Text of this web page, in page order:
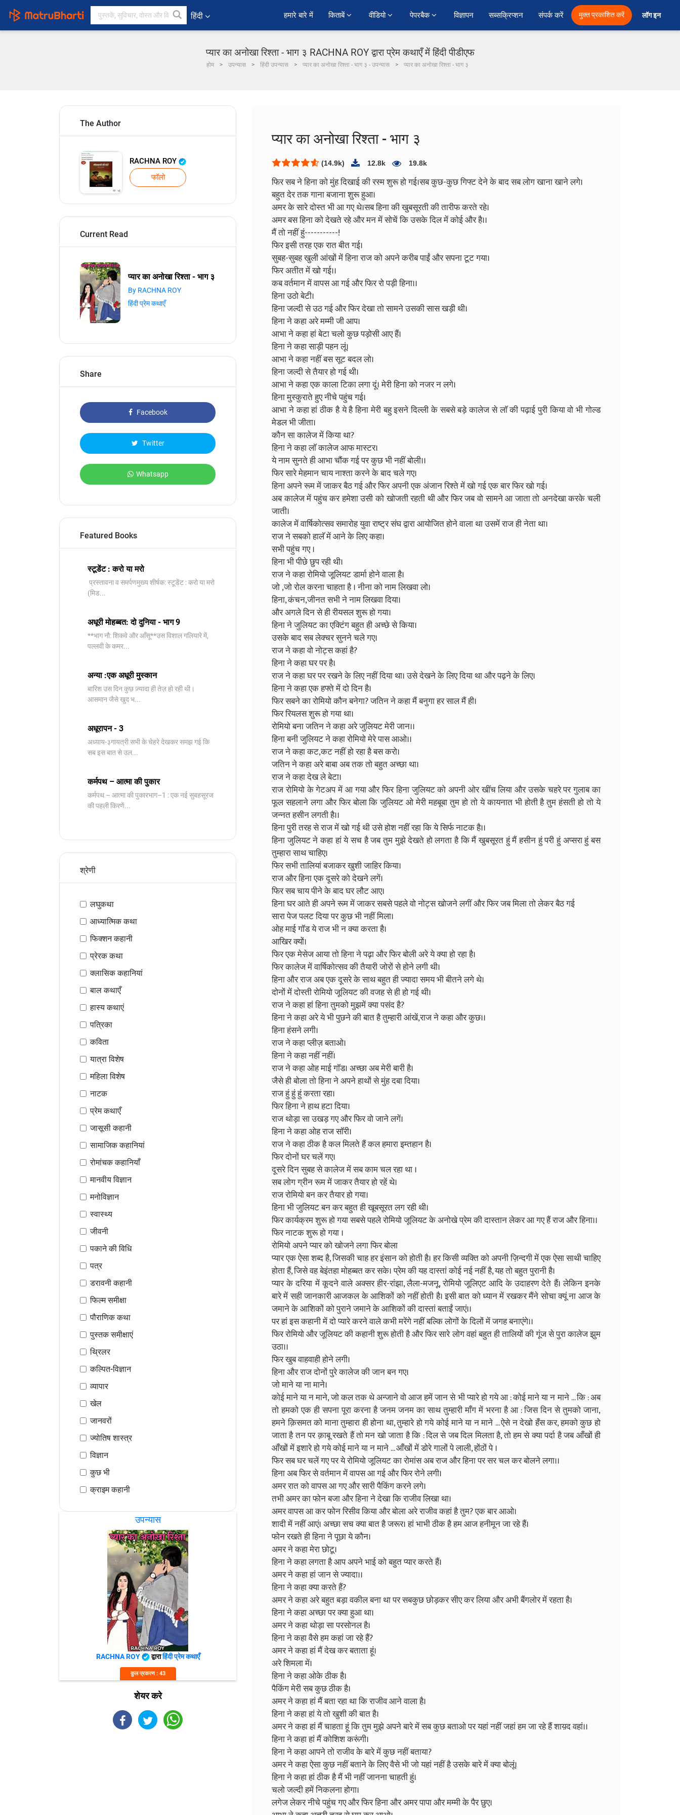
हिंदी हमारे बारे में किताबें वीडियो पेपरबैक विज्ञापन सब्सक्रिप्शन संपर्क करें मुक्त प्रकाशित करें लॉग इन
प्यार का अनोखा रिश्ता - भाग ३ RACHNA ROY द्वारा प्रेम कथाएँ में हिंदी पीडीएफ
होम उपन्यास हिंदी उपन्यास प्यार का अनोखा रिश्ता - भाग ३ - उपन्यास प्यार का अनोखा रिश्ता - भाग ३
The Author
RACHNA ROY
फॉलो
Current Read
प्यार का अनोखा रिश्ता - भाग ३
By RACHNA ROY
हिंदी प्रेम कथाएँ
Share
Facebook
Twitter
Whatsapp
Featured Books
स्टूडेंट : करो या मरो
प्रस्तावना व समर्पणमुख्य शीर्षक: स्टूडेंट : करो या मरो
(मिड...
अधूरी मोहब्बत: दो दुनिया - भाग 9
**भाग नौ: शिकवे और आँसू**उस विशाल गलियारे में,
पल्लवी के कमर...
अन्या :एक अधूरी मुस्कान
बारिश उस दिन कुछ ज़्यादा ही तेज़ हो रही थी।
आसमान जैसे खुद भ...
अधूरापन - 3
अध्याय-३गायत्री सभी के चेहरे देखकर समझ गई कि
सब इस बात से उल...
कर्मपथ – आत्मा की पुकार
कर्मपथ – आत्मा की पुकारभाग–1 : एक नई सुबहसूरज
की पहली किरणें...
श्रेणी
लघुकथा
आध्यात्मिक कथा
फिक्शन कहानी
प्रेरक कथा
क्लासिक कहानियां
बाल कथाएँ
हास्य कथाएं
पत्रिका
कविता
यात्रा विशेष
महिला विशेष
नाटक
प्रेम कथाएँ
जासूसी कहानी
सामाजिक कहानियां
रोमांचक कहानियाँ
मानवीय विज्ञान
मनोविज्ञान
स्वास्थ्य
जीवनी
पकाने की विधि
पत्र
डरावनी कहानी
फिल्म समीक्षा
पौराणिक कथा
पुस्तक समीक्षाएं
थ्रिलर
कल्पित-विज्ञान
व्यापार
खेल
जानवरों
ज्योतिष शास्त्र
विज्ञान
कुछ भी
क्राइम कहानी
उपन्यास
RACHNA ROY द्वाराहिंदी प्रेम कथाएँ
कुल प्रकरण : 43
शेयर करे
प्यार का अनोखा रिश्ता - भाग ३
(14.9k) 12.8k 19.8k
फिर सब ने हिना को मुंह दिखाई की रस्म शुरू हो गई।सब कुछ-कुछ गिफ्ट देने के बाद सब लोग खाना खाने लगे।
बहुत देर तक गाना बजाना शुरू हुआ।
अमर के सारे दोस्त भी आ गए थे।सब हिना की खुबसूरती की तारीफ करते रहे।
अमर बस हिना को देखते रहे और मन में सोचें कि उसके दिल में कोई और है।।
मैं तो नहीं हुं-----------!
फिर इसी तरह एक रात बीत गई।
सुबह-सुबह खुली आंखों में हिना राज को अपने करीब पाईं और सपना टूट गया।
फिर अतीत में खो गई।।
कब वर्तमान में वापस आ गई और फिर रो पड़ी हिना।।
हिना उठो बेटी।
हिना जल्दी से उठ गई और फिर देखा तो सामने उसकी सास खड़ी थी।
हिना ने कहा अरे मम्मी जी आप।
आभा ने कहा हां बेटा चलो कुछ पड़ोसी आए हैं।
हिना ने कहा साड़ी पहन लूं।
आभा ने कहा नहीं बस सूट बदल लो।
हिना जल्दी से तैयार हो गई थी।
आभा ने कहा एक काला टिका लगा दूं। मेरी हिना को नजर न लगे।
हिना मुस्कुराते हुए नीचे पहुंच गई।
आभा ने कहा हां ठीक है ये है हिना मेरी बहु इसने दिल्ली के सबसे बड़े कालेज से लाॅ की पढ़ाई पुरी किया वो भी गोल्ड
मेडल भी जीता।
कौन सा कालेज में किया था?
हिना ने कहा लाॅ कालेज आफ मास्टर।
ये नाम सुनते ही आभा चौंक गई पर कुछ भी नहीं बोली।।
फिर सारे मेहमान चाय नाश्ता करने के बाद चले गए।
हिना अपने रूम में जाकर बैठ गई और फिर अपनी एक अंजान रिश्ते में खो गई एक बार फिर खो गई।
अब कालेज में पहुंच कर हमेशा उसी को खोजती रहती थी और फिर जब वो सामने आ जाता तो अनदेखा करके चली
जाती।
कालेज में वार्षिकोत्सव समारोह युवा राष्ट्र संघ द्वारा आयोजित होने वाला था उसमें राज ही नेता था।
राज ने सबको हालॅ में आने के लिए कहा।
सभी पहुंच गए ।
हिना भी पीछे छुप रही थी।
राज ने कहा रोमियो जूलियट डार्मा होने वाला है।
जो ,जो रोल करना चाहता है । नीना को नाम लिखवा लो।
हिना, कंचन,जीनत सभी ने नाम लिखवा दिया।
और अगले दिन से ही रीयसल शुरू हो गया।
हिना ने जुलियट का एक्टिंग बहुत ही अच्छे से किया।
उसके बाद सब लेक्चर सुनने चले गए।
राज ने कहा वो नोट्स कहां है?
हिना ने कहा घर पर है।
राज ने कहा घर पर रखने के लिए नहीं दिया था। उसे देखने के लिए दिया था और पढ़ने के लिए।
हिना ने कहा एक हफ्ते में दो दिन है।
फिर सबने का रोमियो कौन बनेगा? जतिन ने कहा मैं बनुगा हर साल मैं ही।
फिर रियलस शुरू हो गया था।
रोमियो बना जतिन ने कहा अरे जुलियट मेरी जान।।
हिना बनी जुलियट ने कहा रोमियो मेरे पास आओ।।
राज ने कहा कट,कट नहीं हो रहा है बस करो।
जतिन ने कहा अरे बाबा अब तक तो बहुत अच्छा था।
राज ने कहा देख ले बेटा।
राज रोमियो के गेटअप में आ गया और फिर हिना जुलियट को अपनी ओर खींच लिया और उसके चहरे पर गुलाब का
फूल सहलाने लगा और फिर बोला कि जुलियट ओ मेरी महबूबा तुम हो तो ये कायनात भी होती है तुम हंसती हो तो ये
जन्नत हसीन लगती है।।
हिना पुरी तरह से राज में खो गई थी उसे होश नहीं रहा कि ये सिर्फ नाटक है।।
हिना जुलियट ने कहा हां ये सच है जब तुम मुझे देखते हो लगता है कि मैं खुबसूरत हुं मैं हसीन हुं परी हुं अप्सरा हुं बस
तुम्हारा साथ चाहिए।
फिर सभी तालियां बजाकर खुशी जाहिर किया।
राज और हिना एक दूसरे को देखने लगें।
फिर सब चाय पीने के बाद घर लौट आए।
हिना घर आते ही अपने रूम में जाकर सबसे पहले वो नोट्स खोजने लगीं और फिर जब मिला तो लेकर बैठ गई ‌
सारा पेज पलट दिया पर कुछ भी नहीं मिला।
ओह माई गॉड ये राज भी न क्या करता है।
आखिर क्यों।
फिर एक मेसेज आया तो हिना ने पढ़ा और फिर बोली अरे ये क्या हो रहा है।
फिर कालेज में वार्षिकोत्सव की तैयारी जोरों से होने लगी थी।
हिना और राज अब एक दूसरे के साथ बहुत ही ज्यादा समय भी बीतने लगे थे।
दोनों में दोस्ती रोमियो जूलियट की वजह से ही हो गई थी।
राज ने कहा हां हिना तुमको मुझमें क्या पसंद है?
हिना ने कहा अरे ये भी पुछने की बात है तुम्हारी आंखें,राज ने कहा और कुछ।।
हिना हंसने लगी।
राज ने कहा प्लीज़ बताओ।
हिना ने कहा नहीं नहीं।
राज ने कहा ओह माई गॉड। अच्छा अब मेरी बारी है।
जैसे ही बोला तो हिना ने अपने हाथों से मुंह दबा दिया।
राज हुं हुं हुं करता रहा।
फिर हिना ने हाथ हटा दिया।
राज थोड़ा सा उखड़ गए और फिर वो जाने लगें।
हिना ने कहा ओह राज साॅरी।
राज ने कहा ठीक है कल मिलते हैं कल हमारा इम्तहान है।
फिर दोनों घर चलें गए।
दूसरे दिन सुबह से कालेज में सब काम चल रहा था ।
सब लोग ग्रीन रूम में जाकर तैयार हो रहें थे।
राज रोमियो बन कर तैयार हो गया।
हिना भी जुलियट बन कर बहुत ही खूबसूरत लग रही थी।
फिर कार्यक्रम शुरू हो गया सबसे पहले रोमियो जूलियट के अनोखे प्रेम की दास्तान लेकर आ गए हैं राज और हिना।।
फिर नाटक शुरू हो गया ।
रोमियो अपने प्यार को खोजने लगा फिर बोला
प्यार एक ऐसा शब्द है, जिसकी चाह हर इंसान को होती है। हर किसी व्यक्ति को अपनी ज़िन्दगी में एक ऐसा साथी चाहिए
होता हैं, जिसे वह बेइंतहा मोहब्बत कर सके। प्रेम की यह दास्तां कोई नई नहीं है, यह तो बहुत पुरानी है।
प्यार के दरिया में कूदने वाले अक्सर हीर-रांझा, लैला-मजनू, रोमियो जूलिएट आदि के उदाहरण देते हैं। लेकिन इनके
बारे में सही जानकारी आजकल के आशिकों को नहीं होती है। इसी बात को ध्यान में रखकर मैंने सोचा क्यूं ना आज के
जमाने के आशिकों को पुराने जमाने के आशिकों की दास्तां बताईं जाएं।।
पर हां इस कहानी में दो प्यारे करने वाले कभी मरेंगे नहीं बल्कि लोगों के दिलों में जगह बनाएंगे।।
फिर रोमियो और जूलियट की कहानी शुरू होती है और फिर सारे लोग वहां बहुत ही तालियों की गूंज से पुरा कालेज झुम
उठा।।
फिर खुब वाहवाही होने लगी।
हिना और राज दोनों पुरे कालेज की जान बन गए।
जो माने या ना माने।
कोई माने या न माने, जो कल तक थे अन्जाने वो आज हमें जान से भी प्यारे हो गये आ : कोई माने या न माने ... कि : अब
तो हमको एक ही सपना पूरा करना है जनम जनम का साथ तुम्हारी माँग में भरना है आ : जिस दिन से तुमको जाना,
हमने क़िसमत को माना तुम्हारा ही होना था, तुम्हारे हो गये कोई माने या न माने ... ऐसे न देखो हँस कर, हमको कुछ हो
जाता है तन पर क़ाबू रखते हैं तो मन खो जाता है कि : दिल से जब दिल मिलता है, तो हम से क्या पर्दा है जब आँखों ही
आँखों में इशारे हो गये कोई माने या न माने ... आँखों में डोरे गालों पे लाली, होंठों पे ।
फिर सब घर चलें गए पर ये रोमियो जूलियट का रोमांस अब राज और हिना पर सर चल कर बोलने लगा।।
हिना अब फिर से वर्तमान में वापस आ गई और फिर रोने लगी।
अमर रात को वापस आ गए और सारी पैकिंग करने लगे।
तभी अमर का फोन बजा और हिना ने देखा कि राजीव लिखा था।
अमर वापस आ कर फोन रिसीव किया और बोला अरे राजीव कहां है तुम? एक बार आओ।
शादी में नहीं आएं। अच्छा सच क्या बात है जरूर। हां भाभी ठीक है हम आज हनीमून जा रहे हैं।
फोन रखते ही हिना ने पूछा ये कौन।
अमर ने कहा मेरा छोटू।
हिना ने कहा लगता है आप अपने भाई को बहुत प्यार करते हैं।
अमर ने कहा हां जान से ज्यादा।।
हिना ने कहा क्या करते हैं?
अमर ने कहा अरे बहुत बड़ा वकील बना था पर सबकुछ छोड़कर सीए कर लिया और अभी बैंगलोर में रहता है।
हिना ने कहा अच्छा पर क्या हुआ था।
अमर ने कहा थोड़ा सा परसोनल है।
हिना ने कहा वैसे हम कहां जा रहे हैं?
अमर ने कहा हां मैं देख कर बताता हूं।
अरे शिमला में।
हिना ने कहा ओके ठीक है।
पैकिंग मेरी सब कुछ ठीक है।
अमर ने कहा हां मैं बता रहा था कि राजीव आने वाला है।
हिना ने कहा हां ये तो खुशी की बात है।
अमर ने कहा हां मैं चाहता हूं कि तुम मुझे अपने बारे में सब कुछ बताओ पर यहां नहीं जहां हम जा रहे हैं शाय़द वहां।।
हिना ने कहा हां मैं कोशिश करूंगी।
हिना ने कहा आपने तो राजीव के बारे में कुछ नहीं बताया?
अमर ने कहा ऐसा कुछ नहीं बताने के लिए वैसे भी जो यहां नहीं है उसके बारे में क्या बोलूं।
हिना ने कहा हां ठीक है मैं भी नहीं जानना चाहती हुं।
चलो जल्दी हमें निकलना होगा।
लगेज लेकर नीचे पहुंच गए और फिर हिना और अमर पापा और मम्मी के पैर छुए।